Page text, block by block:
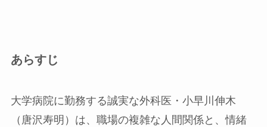
あらすじ
大学病院に勤務する誠実な外科医・小早川伸木
（唐沢寿明）は、職場の複雑な人間関係と、情緒